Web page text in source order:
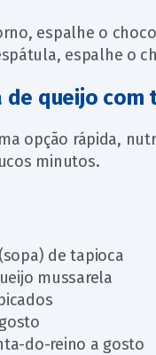
espalhe o
espalhe o
de queijo
opção rápida,
minutos.
de tapioca
mussarela
do-reino a gosto